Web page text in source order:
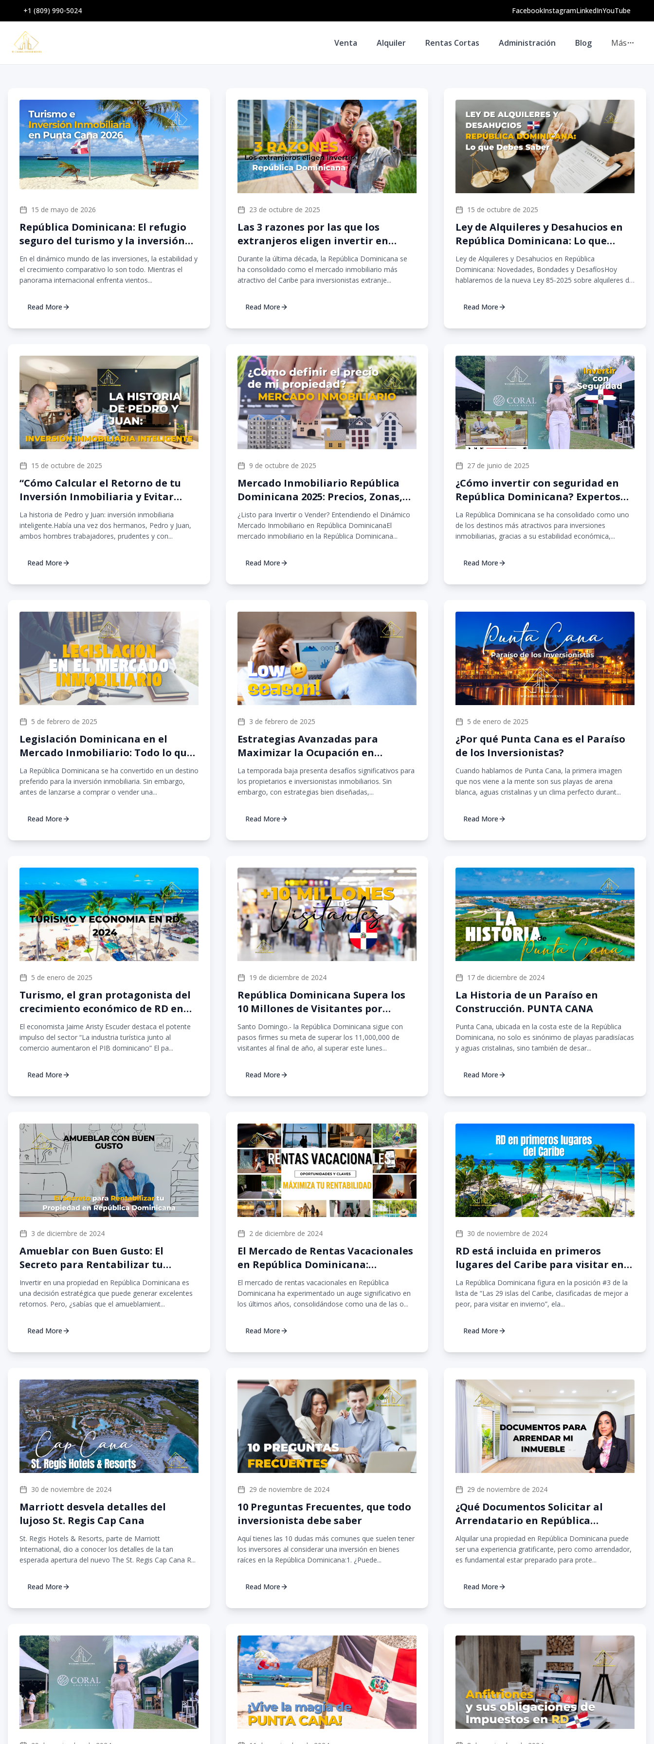
+1 (809) 990-5024 FacebookInstagramLinkedInYouTube
Venta Alquiler Rentas Cortas Administración Blog Más
15 de mayo de 2026
República Dominicana: El refugio
seguro del turismo y la inversión
inmobiliaria en 2026
En el dinámico mundo de las inversiones, la estabilidad y
el crecimiento comparativo lo son todo. Mientras el
panorama internacional enfrenta vientos...
Read More
23 de octubre de 2025
Las 3 razones por las que los
extranjeros eligen invertir en
República Dominicana 🌴
Durante la última década, la República Dominicana se
ha consolidado como el mercado inmobiliario más
atractivo del Caribe para inversionistas extranje...
Read More
15 de octubre de 2025
Ley de Alquileres y Desahucios en
República Dominicana: Lo que
Debes Saber
Ley de Alquileres y Desahucios en República
Dominicana: Novedades, Bondades y DesafíosHoy
hablaremos de la nueva Ley 85-2025 sobre alquileres de
Read More
15 de octubre de 2025
“Cómo Calcular el Retorno de tu
Inversión Inmobiliaria y Evitar
Errores Comunes”
La historia de Pedro y Juan: inversión inmobiliaria
inteligente.Había una vez dos hermanos, Pedro y Juan,
ambos hombres trabajadores, prudentes y con...
Read More
9 de octubre de 2025
Mercado Inmobiliario República
Dominicana 2025: Precios, Zonas,
Venta y Alquiler de Propiedades
¿Listo para Invertir o Vender? Entendiendo el Dinámico
Mercado Inmobiliario en República DominicanaEl
mercado inmobiliario en la República Dominicana...
Read More
27 de junio de 2025
¿Cómo invertir con seguridad en
República Dominicana? Expertos
de Gesproin nos lo explican
La República Dominicana se ha consolidado como uno
de los destinos más atractivos para inversiones
inmobiliarias, gracias a su estabilidad económica,...
Read More
5 de febrero de 2025
Legislación Dominicana en el
Mercado Inmobiliario: Todo lo que
Debes Saber
La República Dominicana se ha convertido en un destino
preferido para la inversión inmobiliaria. Sin embargo,
antes de lanzarse a comprar o vender una...
Read More
3 de febrero de 2025
Estrategias Avanzadas para
Maximizar la Ocupación en
Temporada Baja
La temporada baja presenta desafíos significativos para
los propietarios e inversionistas inmobiliarios. Sin
embargo, con estrategias bien diseñadas,...
Read More
5 de enero de 2025
¿Por qué Punta Cana es el Paraíso
de los Inversionistas?
Cuando hablamos de Punta Cana, la primera imagen
que nos viene a la mente son sus playas de arena
blanca, aguas cristalinas y un clima perfecto durant...
Read More
5 de enero de 2025
Turismo, el gran protagonista del
crecimiento económico de RD en
2024
El economista Jaime Aristy Escuder destaca el potente
impulso del sector “La industria turística junto al
comercio aumentaron el PIB dominicano” El pa...
Read More
19 de diciembre de 2024
República Dominicana Supera los
10 Millones de Visitantes por
Segundo Año Consecutivo
Santo Domingo.- la República Dominicana sigue con
pasos firmes su meta de superar los 11,000,000 de
visitantes al final de año, al superar este lunes...
Read More
17 de diciembre de 2024
La Historia de un Paraíso en
Construcción. PUNTA CANA
Punta Cana, ubicada en la costa este de la República
Dominicana, no solo es sinónimo de playas paradisíacas
y aguas cristalinas, sino también de desar...
Read More
3 de diciembre de 2024
Amueblar con Buen Gusto: El
Secreto para Rentabilizar tu
Propiedad en República
Dominicana
Invertir en una propiedad en República Dominicana es
una decisión estratégica que puede generar excelentes
retornos. Pero, ¿sabías que el amueblamient...
Read More
2 de diciembre de 2024
El Mercado de Rentas Vacacionales
en República Dominicana:
Oportunidades y Claves para
Maximizar la Rentabilidad
El mercado de rentas vacacionales en República
Dominicana ha experimentado un auge significativo en
los últimos años, consolidándose como una de las o...
Read More
30 de noviembre de 2024
RD está incluida en primeros
lugares del Caribe para visitar en
el invierno
La República Dominicana figura en la posición #3 de la
lista de “Las 29 islas del Caribe, clasificadas de mejor a
peor, para visitar en invierno”, ela...
Read More
30 de noviembre de 2024
Marriott desvela detalles del
lujoso St. Regis Cap Cana
St. Regis Hotels & Resorts, parte de Marriott
International, dio a conocer los detalles de la tan
esperada apertura del nuevo The St. Regis Cap Cana R...
Read More
29 de noviembre de 2024
10 Preguntas Frecuentes, que todo
inversionista debe saber
Aquí tienes las 10 dudas más comunes que suelen tener
los inversores al considerar una inversión en bienes
raíces en la República Dominicana:1. ¿Puede...
Read More
29 de noviembre de 2024
¿Qué Documentos Solicitar al
Arrendatario en República
Dominicana? Guía para
Arrendadores
Alquilar una propiedad en República Dominicana puede
ser una experiencia gratificante, pero como arrendador,
es fundamental estar preparado para prote...
Read More